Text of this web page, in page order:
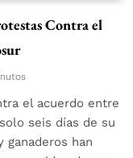
Contra el
el acuerdo entre
seis días de su
ganaderos han